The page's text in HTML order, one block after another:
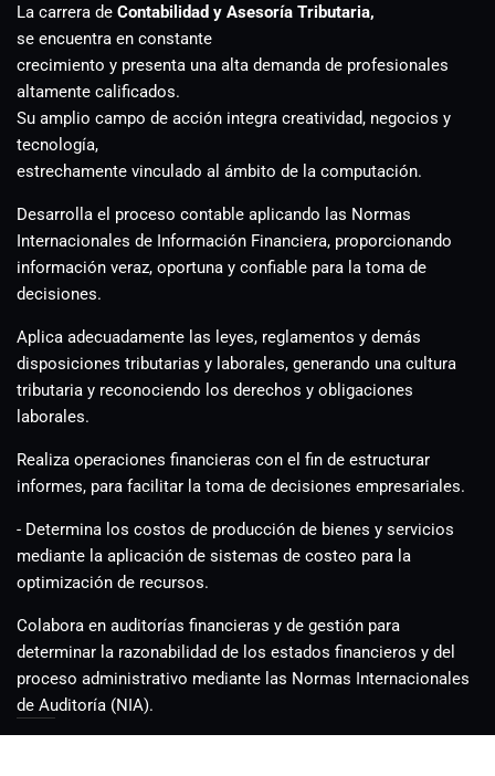
La carrera de Contabilidad y Asesoría Tributaria,
se encuentra en constante
crecimiento y presenta una alta demanda de profesionales
altamente calificados.
Su amplio campo de acción integra creatividad, negocios y
tecnología,
estrechamente vinculado al ámbito de la computación.
Desarrolla el proceso contable aplicando las Normas
Internacionales de Información Financiera, proporcionando
información veraz, oportuna y confiable para la toma de
decisiones.
Aplica adecuadamente las leyes, reglamentos y demás
disposiciones tributarias y laborales, generando una cultura
tributaria y reconociendo los derechos y obligaciones
laborales.
Realiza operaciones financieras con el fin de estructurar
informes, para facilitar la toma de decisiones empresariales.
- Determina los costos de producción de bienes y servicios
mediante la aplicación de sistemas de costeo para la
optimización de recursos.
Colabora en auditorías financieras y de gestión para
determinar la razonabilidad de los estados financieros y del
proceso administrativo mediante las Normas Internacionales
de Auditoría (NIA).